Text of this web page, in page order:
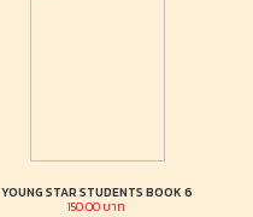
YOUNG STAR STUDENTS BOOK 6
150.00 บาท